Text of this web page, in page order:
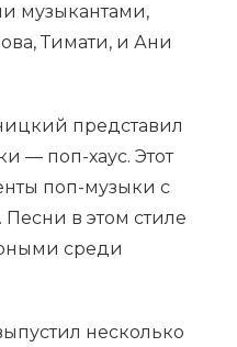
музыкантами,
Тимати, и Ани
представил
— поп-хаус. Этот
поп-музыки с
в этом стиле
среди
несколько